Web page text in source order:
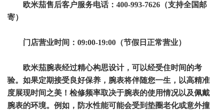
欧米茄售后客户服务电话：400-993-7626（支持全国邮
寄）
门店营业时间：09:00-19:00（节假日正常营业）
欧米茄腕表经过精心构思设计，可以经受住时间的考
验。如果定期接受良好保养，腕表将伴随您一生，以高精准
度展现时间之美！检修频率取决于腕表的使用情况以及佩戴
腕表的环境。例如，防水性能可能会受到垫圈老化或意外撞